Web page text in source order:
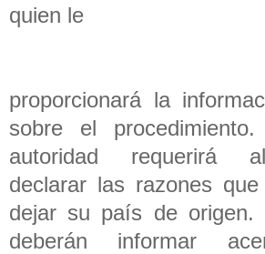
quien le
proporcionará la
sobre el
autoridad requerirá
declarar las razones
dejar su país de origen.
deberán informar